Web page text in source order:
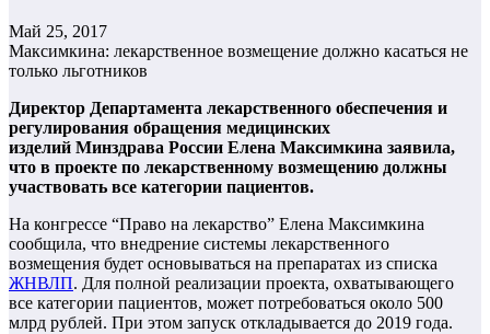
Май 25, 2017
Максимкина: лекарственное возмещение должно касаться не
только льготников
Директор Департамента лекарственного обеспечения и
регулирования обращения медицинских
изделий Минздрава России Елена Максимкина заявила,
что в проекте по лекарственному возмещению должны
участвовать все категории пациентов.
На конгрессе “Право на лекарство” Елена Максимкина
сообщила, что внедрение системы лекарственного
возмещения будет основываться на препаратах из списка
ЖНВЛП. Для полной реализации проекта, охватывающего
все категории пациентов, может потребоваться около 500
млрд рублей. При этом запуск откладывается до 2019 года.